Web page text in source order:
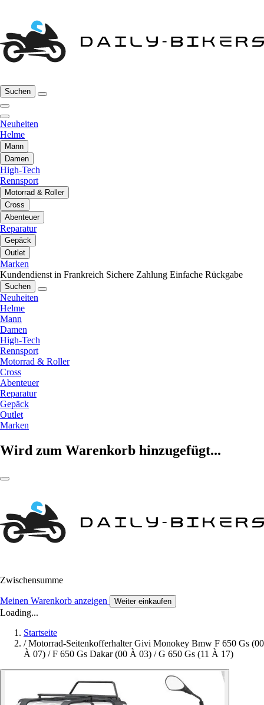
Suchen
Neuheiten
Helme
Mann
Damen
High-Tech
Rennsport
Motorrad & Roller
Cross
Abenteuer
Reparatur
Gepäck
Outlet
Marken
Kundendienst in Frankreich Sichere Zahlung Einfache Rückgabe
Suchen
Neuheiten
Helme
Mann
Damen
High-Tech
Rennsport
Motorrad & Roller
Cross
Abenteuer
Reparatur
Gepäck
Outlet
Marken
Wird zum Warenkorb hinzugefügt...
Zwischensumme
Meinen Warenkorb anzeigen Weiter einkaufen
Loading...
Startseite
/ Motorrad-Seitenkofferhalter Givi Monokey Bmw F 650 Gs (00
À 07) / F 650 Gs Dakar (00 À 03) / G 650 Gs (11 À 17)